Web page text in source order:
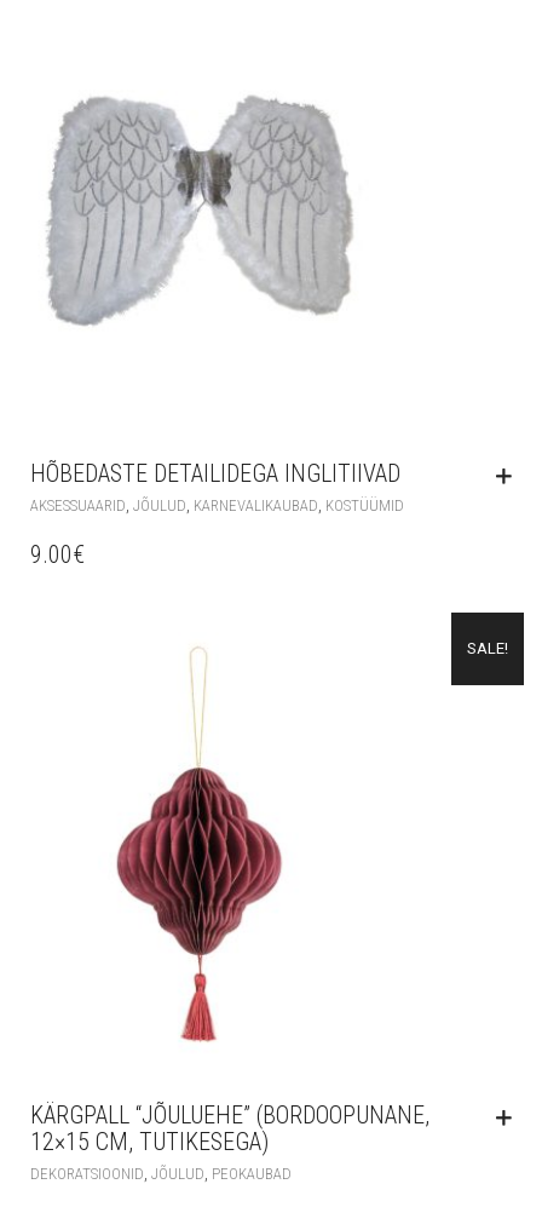
HÕBEDASTE DETAILIDEGA INGLITIIVAD
AKSESSUAARID JÕULUD KARNEVALIKAUBAD KOSTÜÜMID
9.00€
SALE!
KÄRGPALL “JÕULUEHE” (BORDOOPUNANE,
12×15 CM, TUTIKESEGA)
DEKORATSIOONID, JÕULUD, PEOKAUBAD